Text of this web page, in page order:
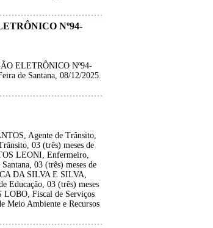
Nº94-
ELETRÔNICO Nº94-
de Santana, 08/12/2025.
Agente de Trânsito,
03 (três) meses de
LEONI, Enfermeiro,
03 (três) meses de
DA SILVA E SILVA,
Educação, 03 (três) meses
LOBO, Fiscal de Serviços
Meio Ambiente e Recursos